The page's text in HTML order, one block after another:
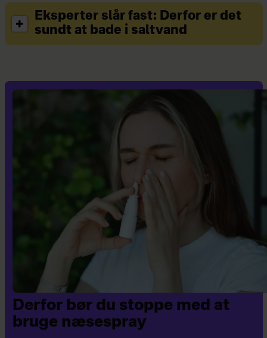
Eksperter slår fast: Derfor er det
sundt at bade i saltvand
Derfor bør du stoppe med at
bruge næsespray